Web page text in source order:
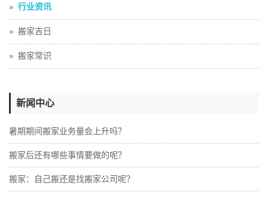
行业资讯
搬家吉日
搬家常识
新闻中心
暑期期间搬家业务量会上升吗？
搬家后还有哪些事情要做的呢？
搬家：自己搬还是找搬家公司呢？